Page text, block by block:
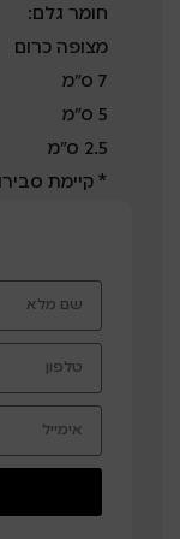
חומר גלם:
מצופה כרום
7 ס”מ
5 ס”מ
2.5 ס”מ
* קיימת